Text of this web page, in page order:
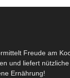
Freude am
und liefert
Ernährung!